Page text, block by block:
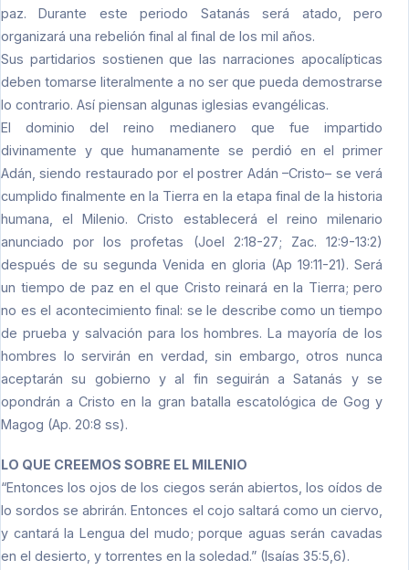
paz. Durante este periodo Satanás será atado, pero
organizará una rebelión final al final de los mil años.
Sus partidarios sostienen que las narraciones apocalípticas
deben tomarse literalmente a no ser que pueda demostrarse
lo contrario. Así piensan algunas iglesias evangélicas.
El dominio del reino medianero que fue impartido
divinamente y que humanamente se perdió en el primer
Adán, siendo restaurado por el postrer Adán –Cristo– se verá
cumplido finalmente en la Tierra en la etapa final de la historia
humana, el Milenio. Cristo establecerá el reino milenario
anunciado por los profetas (Joel 2:18-27; Zac. 12:9-13:2)
después de su segunda Venida en gloria (Ap 19:11-21). Será
un tiempo de paz en el que Cristo reinará en la Tierra; pero
no es el acontecimiento final: se le describe como un tiempo
de prueba y salvación para los hombres. La mayoría de los
hombres lo servirán en verdad, sin embargo, otros nunca
aceptarán su gobierno y al fin seguirán a Satanás y se
opondrán a Cristo en la gran batalla escatológica de Gog y
Magog (Ap. 20:8 ss).
LO QUE CREEMOS SOBRE EL MILENIO
“Entonces los ojos de los ciegos serán abiertos, los oídos de
lo sordos se abrirán. Entonces el cojo saltará como un ciervo,
y cantará la Lengua del mudo; porque aguas serán cavadas
en el desierto, y torrentes en la soledad.” (Isaías 35:5,6).